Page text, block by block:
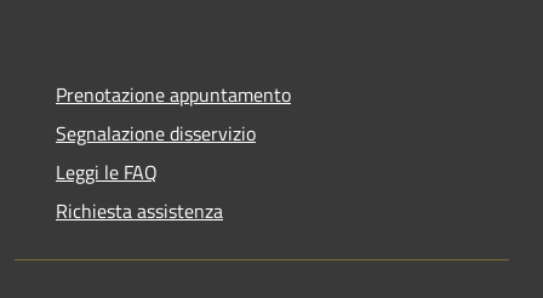
Prenotazione appuntamento
Segnalazione disservizio
Leggi le FAQ
Richiesta assistenza